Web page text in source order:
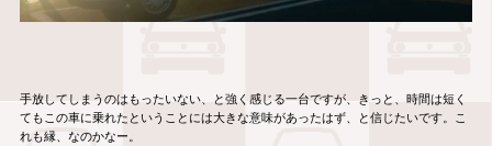
手放してしまうのはもったいない、と強く感じる一台ですが、きっと、時間は短く
てもこの車に乗れたということには大きな意味があったはず、と信じたいです。こ
れも縁、なのかなー。